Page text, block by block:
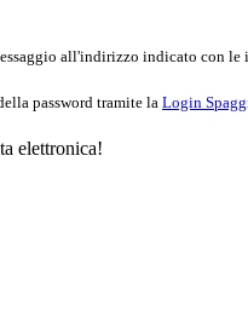
all'indirizzo indicato con le
password tramite la Login
elettronica!